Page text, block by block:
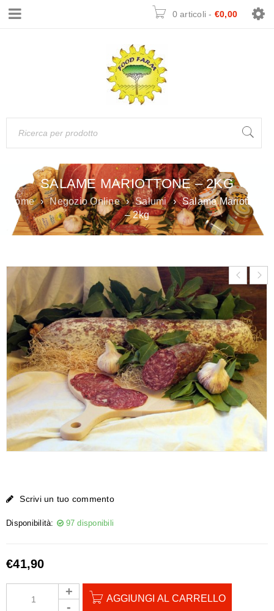
0 articoli - €0,00
SALAME MARIOTTONE – 2KG
Home › Negozio Online › Salumi › Salame Mariottone
– 2kg
Scrivi un tuo commento
Disponibilità: 97 disponibili
€41,90
AGGIUNGI AL CARRELLO